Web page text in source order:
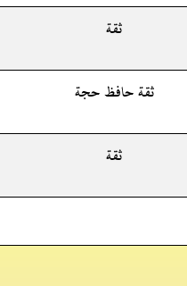
ثقة
ثقة حافظ حجة
ثقة